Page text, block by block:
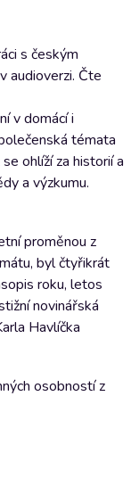
s českým
audioverzi. Čte
v domácí i
témata
ohlíží za historií a
a výzkumu.
proměnou z
byl čtyřikrát
roku, letos
novinářská
Havlíčka
osobností z